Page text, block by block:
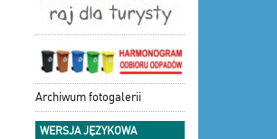
Archiwum fotogalerii
WERSJA JĘZYKOWA